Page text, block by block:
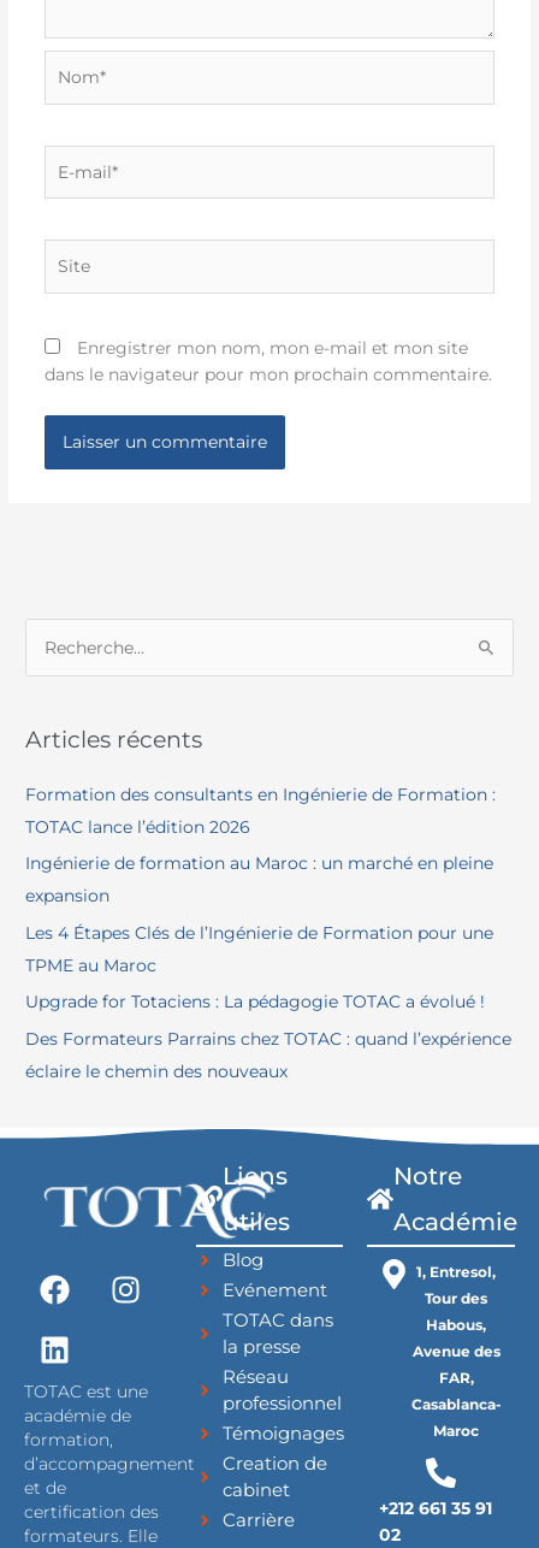
mail*
Enregistrer mon nom, mon e-mail et mon site
dans le navigateur pour mon prochain commentaire.
h
r
:
Articles récents
Formation des consultants en Ingénierie de Formation :
TOTAC lance l’édition 2026
Ingénierie de formation au Maroc : un marché en pleine
expansion
Les 4 Étapes Clés de l’Ingénierie de Formation pour une
TPME au Maroc
Upgrade for Totaciens : La pédagogie TOTAC a évolué !
Des Formateurs Parrains chez TOTAC : quand l’expérience
éclaire le chemin des nouveaux
F
a
c
e
b
o
o
k
I
n
a
g
r
a
m
L
i
n
k
e
d
i
n
TOTAC est une
académie de
formation,
d’accompagnement
et de
certification des
formateurs. Elle
Liens
utiles
Blog
Evénement
TOTAC dans
la presse
Réseau
professionnel
Témoignages
Creation de
cabinet
Carrière
Notre
Académie
1, Entresol,
Tour des
Habous,
Avenue des
FAR,
Casablanca-
Maroc
+212 661 35 91
02